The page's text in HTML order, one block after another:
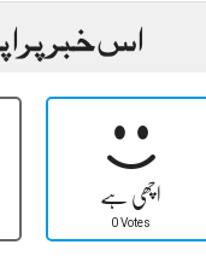
اس خبر پر
اچھی ہے
0 Votes